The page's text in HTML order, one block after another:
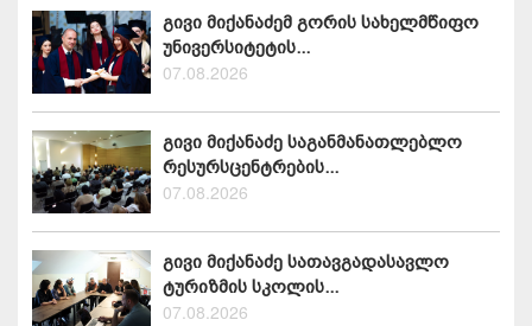
გივი მიქანაძემ გორის სახელმწიფო
უნივერსიტეტის...
07.08.2026
გივი მიქანაძე საგანმანათლებლო
რესურსცენტრების...
07.08.2026
გივი მიქანაძე სათავგადასავლო
ტურიზმის სკოლის...
07.08.2026